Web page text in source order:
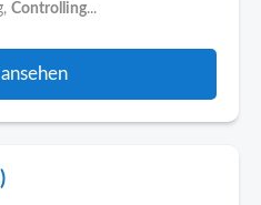
Controlling...